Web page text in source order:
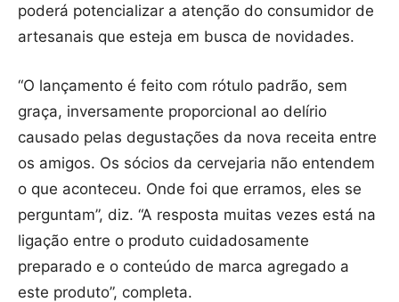
poderá potencializar a atenção do consumidor de
artesanais que esteja em busca de novidades.
“O lançamento é feito com rótulo padrão, sem
graça, inversamente proporcional ao delírio
causado pelas degustações da nova receita entre
os amigos. Os sócios da cervejaria não entendem
o que aconteceu. Onde foi que erramos, eles se
perguntam”, diz. “A resposta muitas vezes está na
ligação entre o produto cuidadosamente
preparado e o conteúdo de marca agregado a
este produto”, completa.